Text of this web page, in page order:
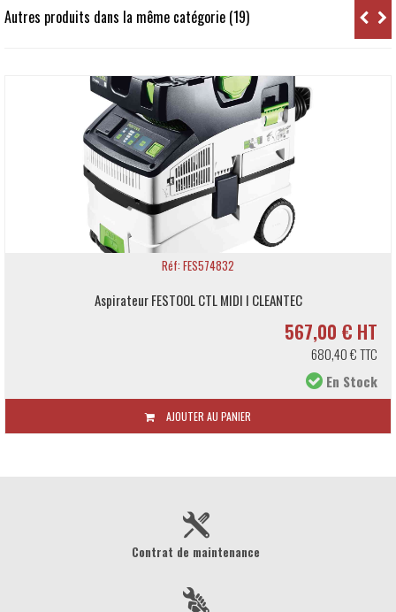
Autres produits dans la même catégorie (19)
Réf: FES574832
Aspirateur FESTOOL CTL MIDI I CLEANTEC
567,00 € HT
680,40 € TTC
En Stock
AJOUTER AU PANIER
Contrat de maintenance